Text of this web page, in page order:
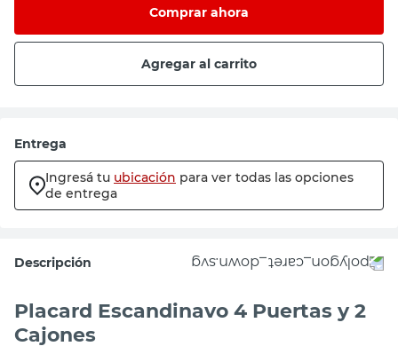
Comprar ahora
Agregar al carrito
Entrega
Ingresá tu ubicación para ver todas las opciones
de entrega
Descripción
Placard Escandinavo 4 Puertas y 2
Cajones